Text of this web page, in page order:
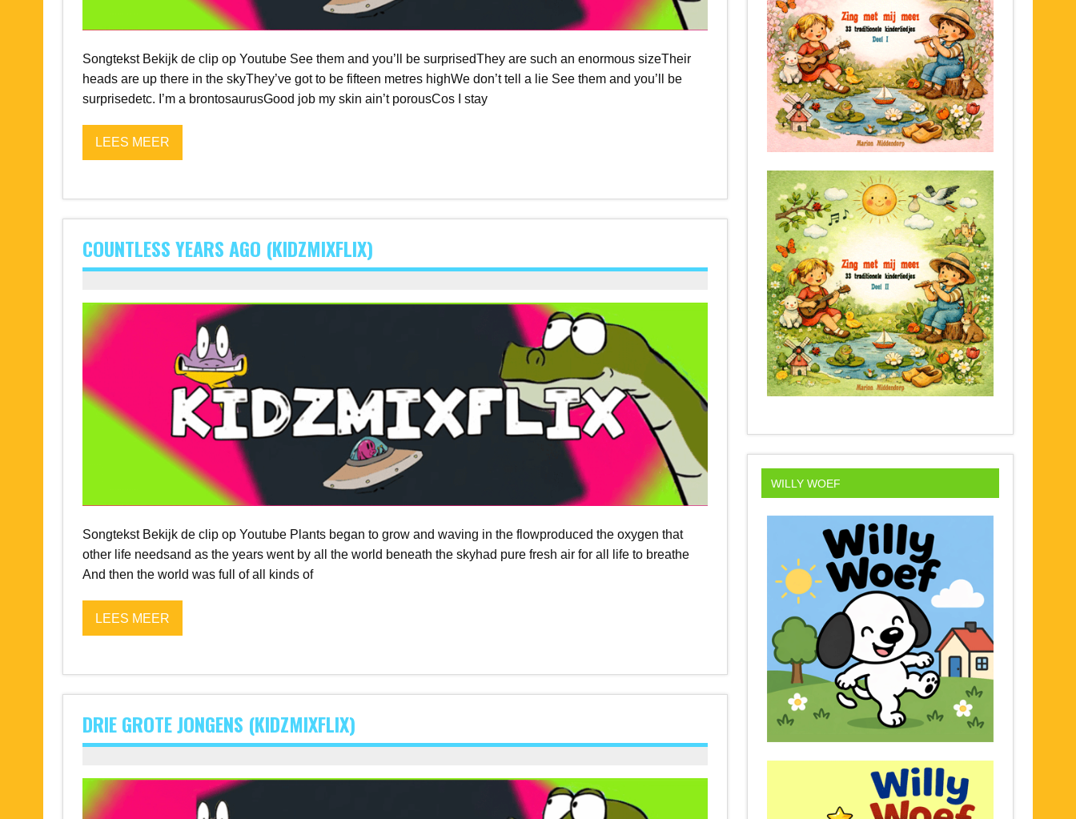
Songtekst Bekijk de clip op Youtube See them and you’ll be surprisedThey are such an enormous sizeTheir
heads are up there in the skyThey’ve got to be fifteen metres highWe don’t tell a lie See them and you’ll be
surprisedetc. I’m a brontosaurusGood job my skin ain’t porousCos I stay
LEES MEER
COUNTLESS YEARS AGO (KIDZMIXFLIX)
Songtekst Bekijk de clip op Youtube Plants began to grow and waving in the flowproduced the oxygen that
other life needsand as the years went by all the world beneath the skyhad pure fresh air for all life to breathe
And then the world was full of all kinds of
LEES MEER
DRIE GROTE JONGENS (KIDZMIXFLIX)
WILLY WOEF